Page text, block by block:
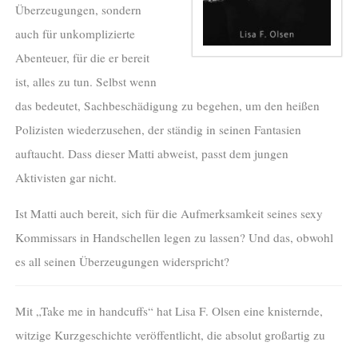
Überzeugungen, sondern
auch für unkomplizierte
Abenteuer, für die er bereit
ist, alles zu tun. Selbst wenn
das bedeutet, Sachbeschädigung zu begehen, um den heißen
Polizisten wiederzusehen, der ständig in seinen Fantasien
auftaucht. Dass dieser Matti abweist, passt dem jungen
Aktivisten gar nicht.
Ist Matti auch bereit, sich für die Aufmerksamkeit seines sexy
Kommissars in Handschellen legen zu lassen? Und das, obwohl
es all seinen Überzeugungen widerspricht?
Mit „Take me in handcuffs“ hat Lisa F. Olsen eine knisternde,
witzige Kurzgeschichte veröffentlicht, die absolut großartig zu